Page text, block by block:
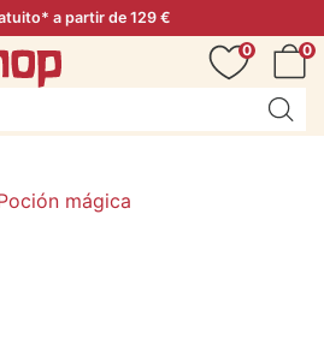
a partir de 129 €
0
0